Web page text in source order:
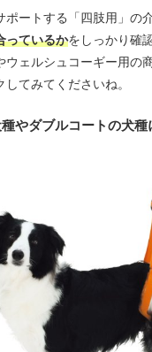
ポートする「四肢用」の
っているかをしっかり確
ウェルシュコーギー用の
てみてくださいね。
やダブルコートの犬